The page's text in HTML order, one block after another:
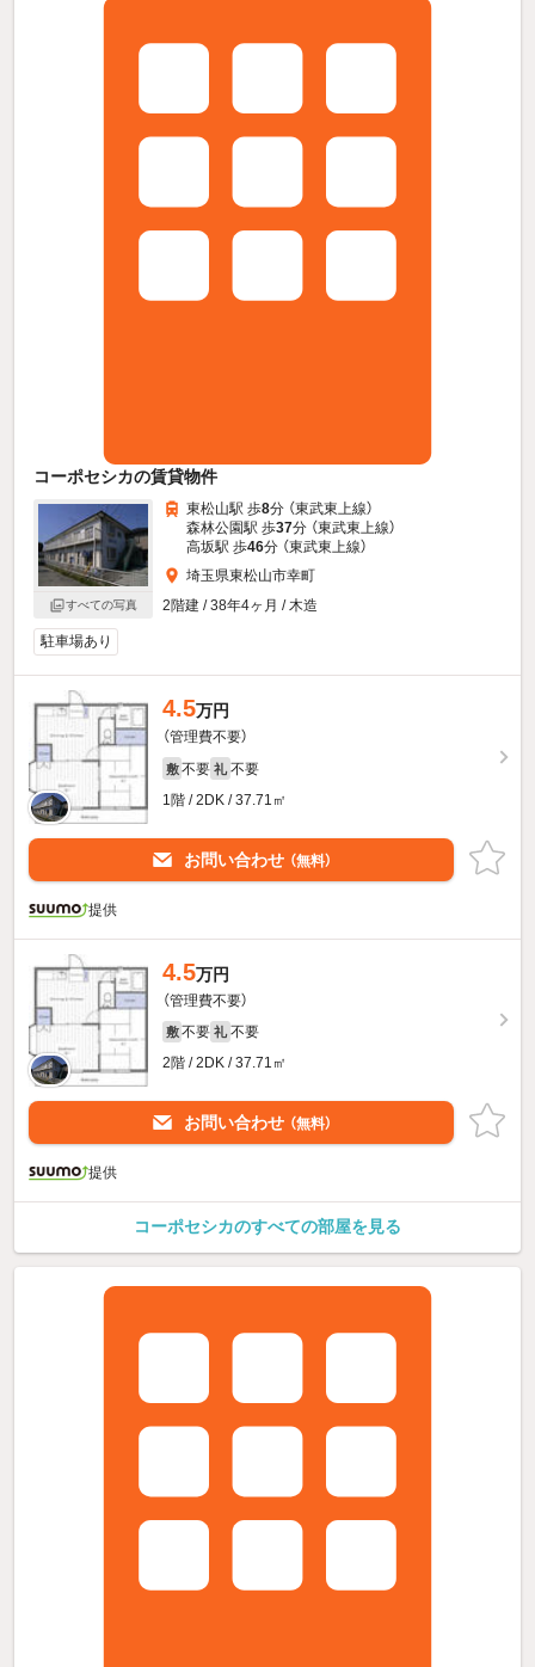
コーポセシカの賃貸物件
すべての写真
東松山駅 歩8分 （東武東上線）
森林公園駅 歩37分 （東武東上線）
高坂駅 歩46分 （東武東上線）
埼玉県東松山市幸町
2階建 / 38年4ヶ月 / 木造
駐車場あり
4.5万円
（管理費不要）
敷 不要 礼 不要
1階 / 2DK / 37.71㎡
お問い合わせ （無料）
提供
4.5万円
（管理費不要）
敷 不要 礼 不要
2階 / 2DK / 37.71㎡
お問い合わせ （無料）
提供
コーポセシカのすべての部屋を見る